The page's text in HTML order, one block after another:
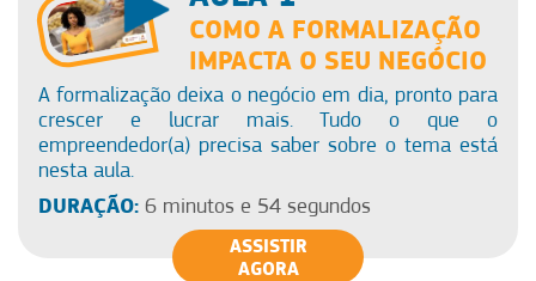
COMO A FORMALIZAÇÃO
IMPACTA O SEU NEGÓCIO
A formalização deixa o negócio em dia, pronto para
crescer e lucrar mais. Tudo o que o
empreendedor(a) precisa saber sobre o tema está
nesta aula.
DURAÇÃO:6 minutos e 54 segundos
ASSISTIR
AGORA